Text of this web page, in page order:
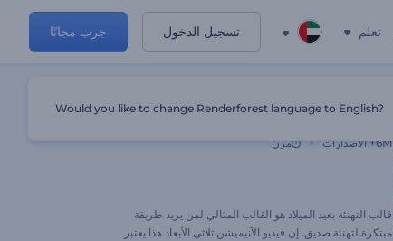
تعلم تسجيل الدخول جرب مجانًا
6M+ الاصدارات مرن
قالب التهنئة بعيد الميلاد هو القالب المثالي لمن يريد طريقة
مبتكرة لتهنئة صديق. إن فيديو الأنيميشن ثلاثي الأبعاد هذا يعتبر
Would you like to change Renderforest language to English?